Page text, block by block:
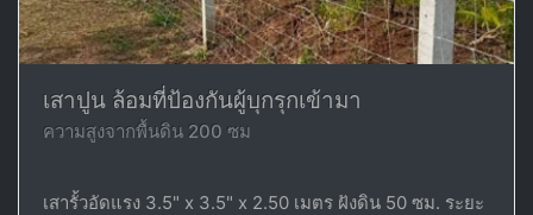
เสาปูน ล้อมที่ป้องกันผู้บุกรุกเข้ามา
ความสูงจากพื้นดิน 200 ซม
เสารั้วอัดแรง 3.5" x 3.5" x 2.50 เมตร ฝังดิน 50 ซม. ระยะ